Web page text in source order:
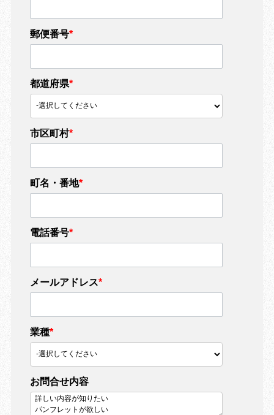
郵便番号*
都道府県*
市区町村*
町名・番地*
電話番号*
メールアドレス*
業種*
お問合せ内容